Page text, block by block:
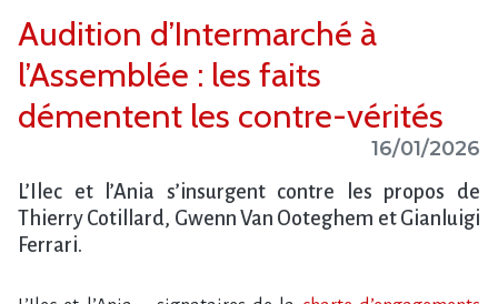
Audition d’Intermarché à
l’Assemblée : les faits
démentent les contre-vérités
16/01/2026
L’Ilec et l’Ania s’insurgent contre les propos de
Thierry Cotillard, Gwenn Van Ooteghem et Gianluigi
Ferrari.